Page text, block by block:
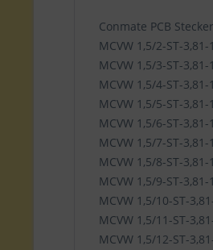
Conmate PCB
MCVW 1,5/2-ST-
MCVW 1,5/3-ST-
MCVW 1,5/4-ST-
MCVW 1,5/5-ST-
MCVW 1,5/6-ST-
MCVW 1,5/7-ST-
MCVW 1,5/8-ST-
MCVW 1,5/9-ST-
MCVW 1,5/10-ST-
MCVW 1,5/11-ST-
MCVW 1,5/12-ST-